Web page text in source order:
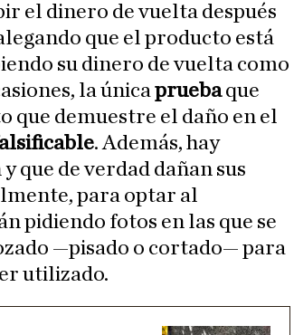
el dinero de vuelta después
que el producto está
su dinero de vuelta como
la únicapruebaque
que demuestre el daño en el
. Además, hay
que de verdad dañan sus
para optar al
pidiendo fotos en las que se
—pisado o cortado— para
utilizado.